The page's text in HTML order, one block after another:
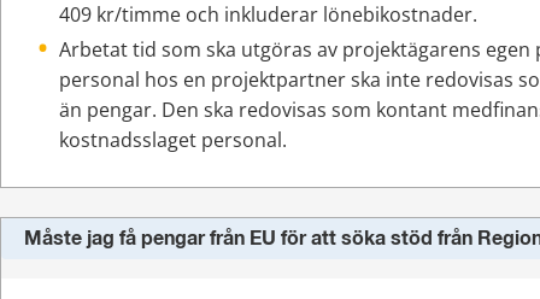
409 kr/timme och inkluderar lönebikostnader.
Arbetat tid som ska utgöras av projektägarens egen
personal hos en projektpartner ska inte redovisas
än pengar. Den ska redovisas som kontant
kostnadsslaget personal.
Måste jag få pengar från EU för att söka stöd från